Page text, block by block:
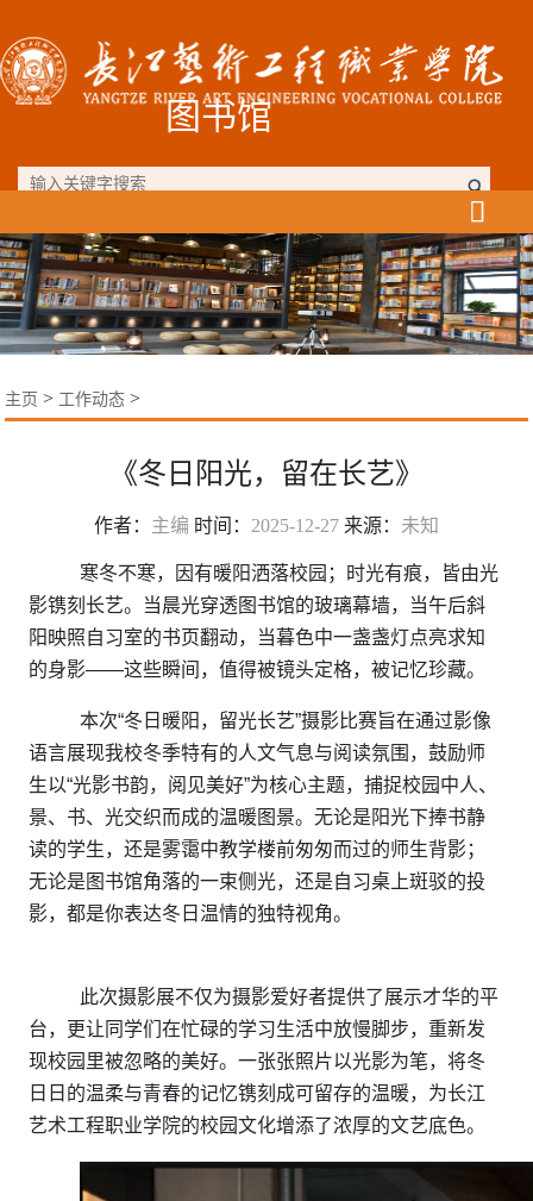
图书馆

主页 > 工作动态 >
《冬日阳光，留在长艺》
作者： 主编 时间： 2025-12-27 来源： 未知
寒冬不寒，因有暖阳洒落校园；时光有痕，皆由光
影镌刻长艺。当晨光穿透图书馆的玻璃幕墙，当午后斜
阳映照自习室的书页翻动，当暮色中一盏盏灯点亮求知
的身影——这些瞬间，值得被镜头定格，被记忆珍藏。
本次“冬日暖阳，留光长艺”摄影比赛旨在通过影像
语言展现我校冬季特有的人文气息与阅读氛围，鼓励师
生以“光影书韵，阅见美好”为核心主题，捕捉校园中人、
景、书、光交织而成的温暖图景。无论是阳光下捧书静
读的学生，还是雾霭中教学楼前匆匆而过的师生背影；
无论是图书馆角落的一束侧光，还是自习桌上斑驳的投
影，都是你表达冬日温情的独特视角。
此次摄影展不仅为摄影爱好者提供了展示才华的平
台，更让同学们在忙碌的学习生活中放慢脚步，重新发
现校园里被忽略的美好。一张张照片以光影为笔，将冬
日日的温柔与青春的记忆镌刻成可留存的温暖，为长江
艺术工程职业学院的校园文化增添了浓厚的文艺底色。